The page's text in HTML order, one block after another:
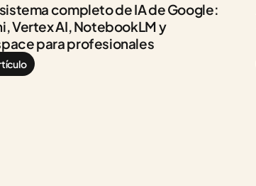
completo de IA de Google:
Vertex AI, NotebookLM y
para profesionales